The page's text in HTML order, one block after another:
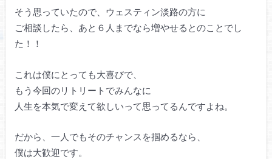
そう思っていたので、ウェスティン淡路の方に
ご相談したら、あと６人までなら増やせるとのことでし
た！！
これは僕にとっても大喜びで、
もう今回のリトリートでみんなに
人生を本気で変えて欲しいって思ってるんですよね。
だから、一人でもそのチャンスを掴めるなら、
僕は大歓迎です。